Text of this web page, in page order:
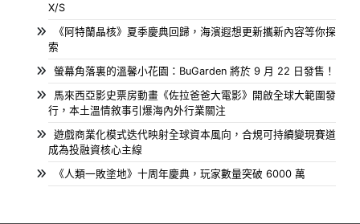
X/S
《阿特蘭晶核》夏季慶典回歸，海濱遐想更新攜新內容等你探
索
螢幕角落裏的溫馨小花園：BuGarden 將於 9 月 22 日發售！
馬來西亞影史票房動畫《佐拉爸爸大電影》開啟全球大範圍發
行，本土溫情敘事引爆海內外行業關注
遊戲商業化模式迭代映射全球資本風向，合規可持續變現賽道
成為投融資核心主線
《人類一敗塗地》十周年慶典，玩家數量突破 6000 萬